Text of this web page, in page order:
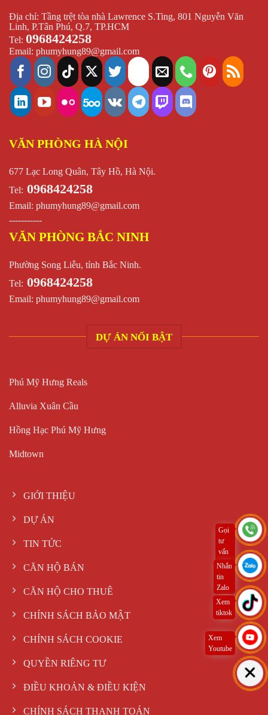
Địa chỉ: Tầng trệt tòa nhà Lawrence S.Ting, 801 Nguyễn Văn
Linh, P.Tân Phú, Q.7, TP.HCM
Tel: 0968424258
Email: phumyhung89@gmail.com
VĂN PHÒNG HÀ NỘI
677 Lạc Long Quân, Tây Hồ, Hà Nội.
Tel: 0968424258
Email: phumyhung89@gmail.com
-----------
VĂN PHÒNG BẮC NINH
Phường Song Liễu, tỉnh Bắc Ninh.
Tel: 0968424258
Email: phumyhung89@gmail.com
DỰ ÁN NỔI BẬT
Phú Mỹ Hưng Reals
Alluvia Xuân Cầu
Hồng Hạc Phú Mỹ Hưng
Midtown
GIỚI THIỆU
DỰ ÁN
TIN TỨC
CĂN HỘ BÁN
CĂN HỘ CHO THUÊ
CHÍNH SÁCH BẢO MẬT
CHÍNH SÁCH COOKIE
QUYỀN RIÊNG TƯ
ĐIỀU KHOẢN & ĐIỀU KIỆN
CHÍNH SÁCH THANH TOÁN
Gọi
tư
vấn
ngay
Nhắn
tin
Zalo
Xem
tiktok
Xem
Youtube